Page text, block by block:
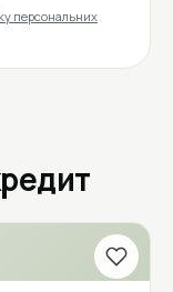
персональних